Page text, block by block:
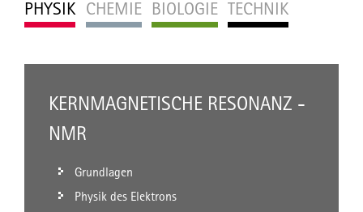
PHYSIK CHEMIE BIOLOGIE TECHNIK
KERNMAGNETISCHE RESONANZ -
NMR
Grundlagen
Physik des Elektrons